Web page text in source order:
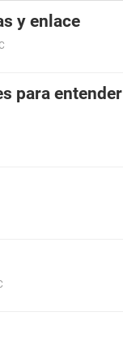
y enlace
para entender